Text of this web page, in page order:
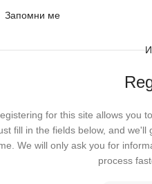
Запомни ме
for this site allows you
fill in the fields below, and
We will only ask you for
process